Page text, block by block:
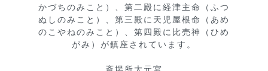
かづちのみこと）、第二殿に経津主命（ふつ
ぬしのみこと）、第三殿に天児屋根命（あめ
のこやねのみこと）、第四殿に比売神（ひめ
がみ）が鎮座されています。
斎場所大元宮